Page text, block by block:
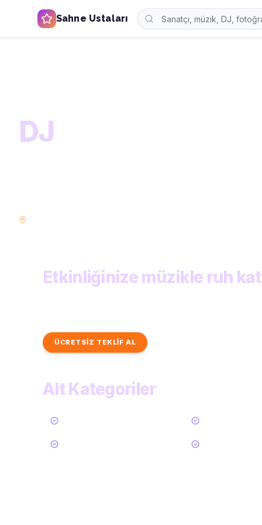
Sahne Ustaları
DJ
Etkinliğinize müzikle ruh
ÜCRETSİZ TEKLİF AL
Alt Kategoriler